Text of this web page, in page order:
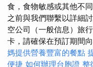
食，食物敏感或其他不
之前與我們聯繫以詳細
空公司（一般信息）旅
卡，請確保在預訂期間
媽提供營養豐富的餐點
便捷 如何辦理台胞證 整